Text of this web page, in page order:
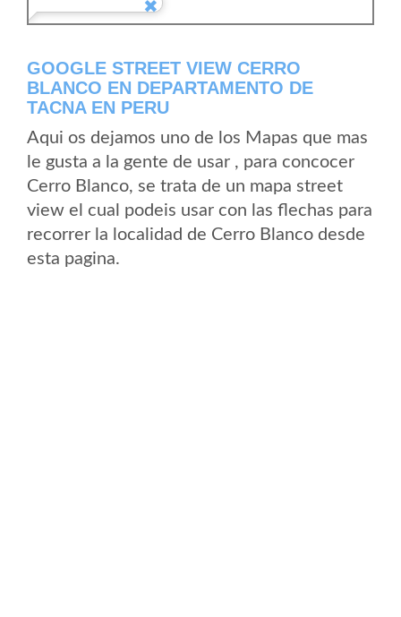
GOOGLE STREET VIEW CERRO
BLANCO EN DEPARTAMENTO DE
TACNA EN PERU
Aqui os dejamos uno de los Mapas que mas
le gusta a la gente de usar , para concocer
Cerro Blanco, se trata de un mapa street
view el cual podeis usar con las flechas para
recorrer la localidad de Cerro Blanco desde
esta pagina.